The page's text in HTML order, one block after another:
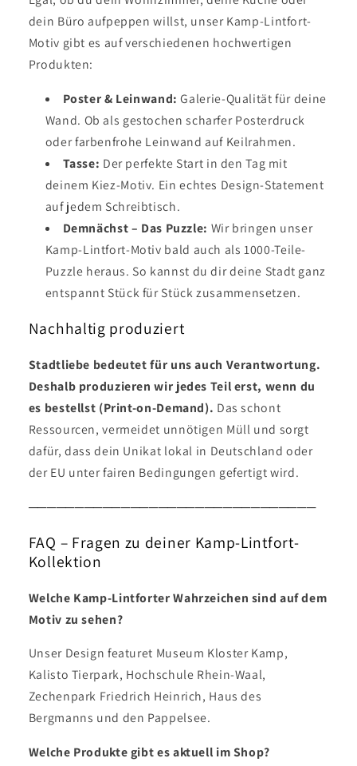
dein Büro aufpeppen willst, unser Kamp-Lintfort-
Motiv gibt es auf verschiedenen hochwertigen
Produkten:
Poster & Leinwand: Galerie-Qualität für deine
Wand. Ob als gestochen scharfer Posterdruck
oder farbenfrohe Leinwand auf Keilrahmen.
Tasse: Der perfekte Start in den Tag mit
deinem Kiez-Motiv. Ein echtes Design-Statement
auf jedem Schreibtisch.
Demnächst – Das Puzzle: Wir bringen unser
Kamp-Lintfort-Motiv bald auch als 1000-Teile-
Puzzle heraus. So kannst du dir deine Stadt ganz
entspannt Stück für Stück zusammensetzen.
Nachhaltig produziert
Stadtliebe bedeutet für uns auch Verantwortung.
Deshalb produzieren wir jedes Teil erst, wenn du
es bestellst (Print-on-Demand). Das schont
Ressourcen, vermeidet unnötigen Müll und sorgt
dafür, dass dein Unikat lokal in Deutschland oder
der EU unter fairen Bedingungen gefertigt wird.
───────────────────────────────
FAQ – Fragen zu deiner Kamp-Lintfort-
Kollektion
Welche Kamp-Lintforter Wahrzeichen sind auf dem
Motiv zu sehen?
Unser Design featuret Museum Kloster Kamp,
Kalisto Tierpark, Hochschule Rhein-Waal,
Zechenpark Friedrich Heinrich, Haus des
Bergmanns und den Pappelsee.
Welche Produkte gibt es aktuell im Shop?